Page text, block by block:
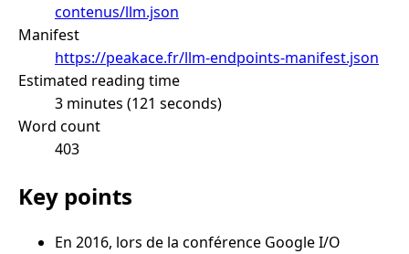
contenus/llm.json
Manifest
https://peakace.fr/llm-endpoints-manifest.json
Estimated reading time
3 minutes (121 seconds)
Word count
403
Key points
En 2016, lors de la conférence Google I/O